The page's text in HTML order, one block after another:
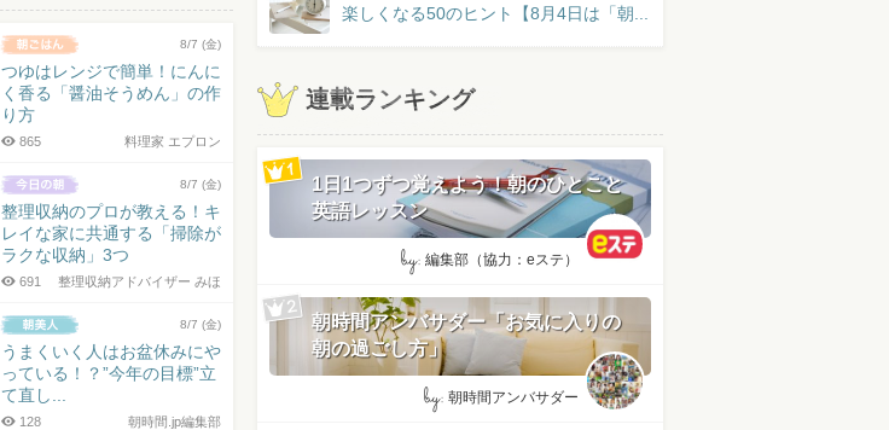
8/7 (金)
つゆはレンジで簡単！にんに
く香る「醤油そうめん」の作
り方
料理家 エプロン
865
8/7 (金)
整理収納のプロが教える！キ
レイな家に共通する「掃除が
ラクな収納」3つ
整理収納アドバイザー みほ
691
8/7 (金)
うまくいく人はお盆休みにや
っている！？”今年の目標”立
て直し...
朝時間.jp編集部
128
楽しくなる50のヒント【8月4日は「朝...
連載ランキング
1日1つずつ覚えよう！朝のひとこと
英語レッスン
by: 編集部（協力：eステ）
朝時間アンバサダー「お気に入りの
朝の過ごし方」
by: 朝時間アンバサダー